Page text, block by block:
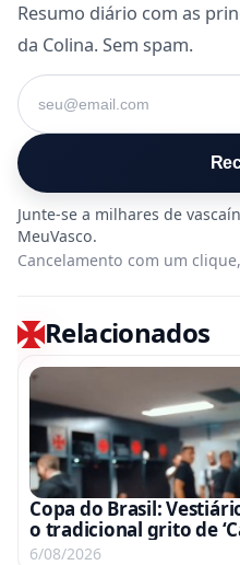
Resumo diário com as
da Colina. Sem spam.
Seu e-mail
Cancelamento com um
Relacionados
Copa do Brasil:
o tradicional grito de
às quartas; assista ao
6/08/2026